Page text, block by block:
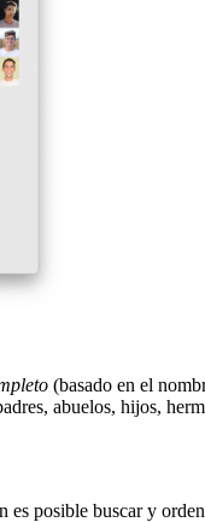
(basado en el
abuelos, hijos,
posible buscar y